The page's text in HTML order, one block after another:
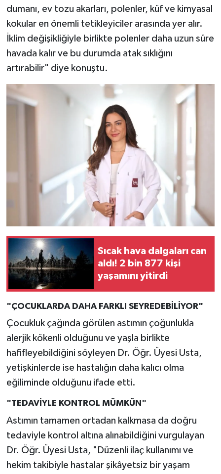
dumanı, ev tozu akarları, polenler, küf ve kimyasal
kokular en önemli tetikleyiciler arasında yer alır.
İklim değişikliğiyle birlikte polenler daha uzun süre
havada kalır ve bu durumda atak sıklığını
artırabilir" diye konuştu.
Sıcak hava dalgaları can
aldı! 2 bin 877 kişi
yaşamını yitirdi
"ÇOCUKLARDA DAHA FARKLI SEYREDEBİLİYOR"
Çocukluk çağında görülen astımın çoğunlukla
alerjik kökenli olduğunu ve yaşla birlikte
hafifleyebildiğini söyleyen Dr. Öğr. Üyesi Usta,
yetişkinlerde ise hastalığın daha kalıcı olma
eğiliminde olduğunu ifade etti.
"TEDAVİYLE KONTROL MÜMKÜN"
Astımın tamamen ortadan kalkmasa da doğru
tedaviyle kontrol altına alınabildiğini vurgulayan
Dr. Öğr. Üyesi Usta, "Düzenli ilaç kullanımı ve
hekim takibiyle hastalar şikâyetsiz bir yaşam